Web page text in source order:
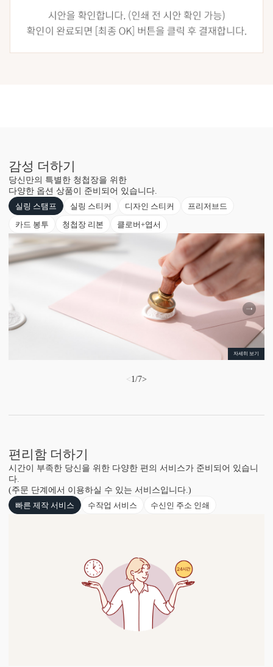
감성 더하기
당신만의 특별한 청첩장을 위한
다양한 옵션 상품이 준비되어 있습니다.
실링 스탬프
실링 스티커 디자인 스티커
프리저브드
카드 봉투
청첩장 리본 클로버+엽서
자세히 보기
<1/7>
편리함 더하기
시간이 부족한 당신을 위한 다양한 편의 서비스가 준비되어 있습니
다.
(주문 단계에서 이용하실 수 있는 서비스입니다.)
빠른 제작 서비스
수작업 서비스 수신인 주소 인쇄